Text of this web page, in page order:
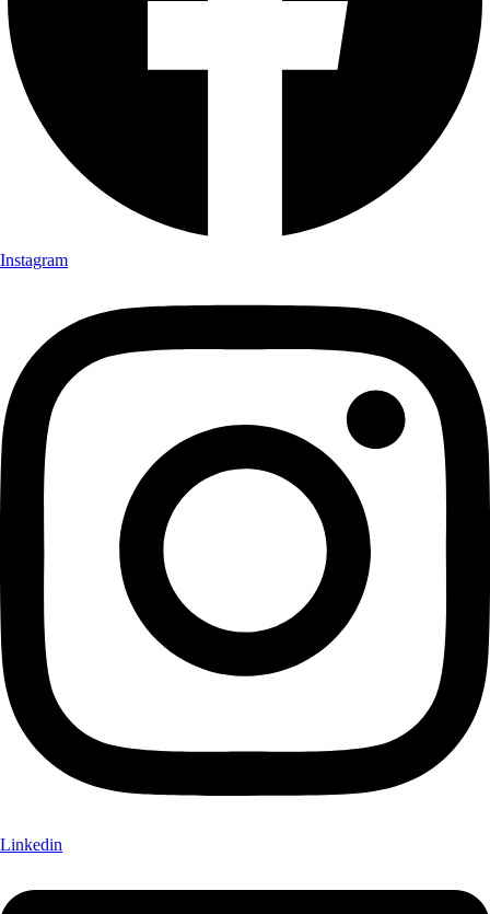
Instagram
Linkedin